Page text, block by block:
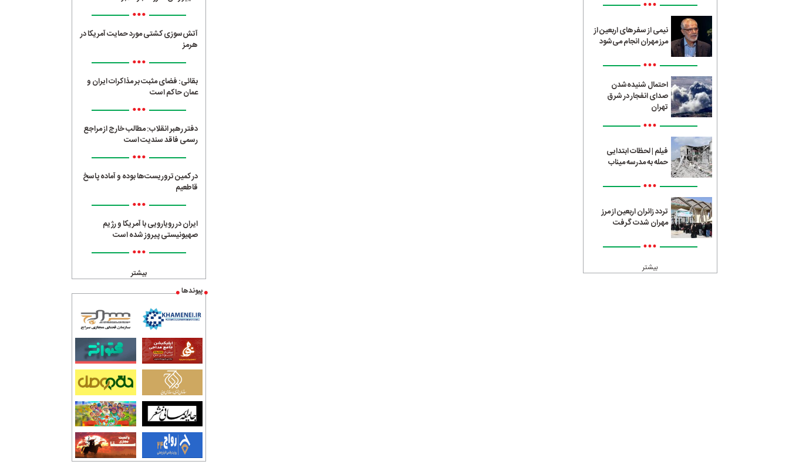
•••
نیمی از سفرهای اربعین از
مرز مهران انجام می‌شود
•••
احتمال شنیده‌شدن
صدای انفجار در شرق
تهران
•••
فیلم | لحظات ابتدایی
حمله به مدرسه میناب
•••
تردد زائران اربعین از مرز
مهران شدت گرفت
•••
بیشتر
•••
آتش‌سوزی کشتی مورد حمایت آمریکا در
هرمز
•••
بقائی: فضای مثبت بر مذاکرات ایران و
عمان حاکم است
•••
دفتر رهبر انقلاب: مطالب خارج از مراجع
رسمی فاقد سندیت است
•••
در کمین تروریست‌ها بوده و آماده پاسخ
قاطعیم
•••
ایران در رویارویی با آمریکا و رژیم
صهیونیستی پیروز شده است
•••
بیشتر
پیوندها